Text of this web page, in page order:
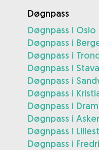
Døgnpass
Døgnpass i Oslo
Døgnpass i
Døgnpass i
Døgnpass i
Døgnpass i
Døgnpass i
Døgnpass i
Døgnpass i Asker
Døgnpass i
Døgnpass i